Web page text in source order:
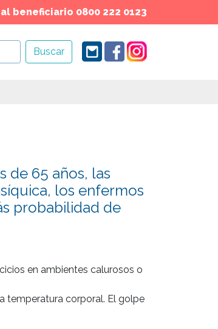
beneficiario 0800 222 0123
Buscar
de 65 años, las
los enfermos
probabilidad de
en ambientes calurosos o
temperatura corporal. El golpe